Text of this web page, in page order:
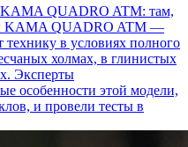
QUADRO ATM: там,
QUADRO ATM —
технику в условиях полного
холмах, в глинистых
Эксперты
особенности этой модели,
и провели тесты в